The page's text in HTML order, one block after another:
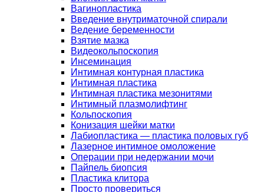
Вагинопластика
Введение внутриматочной спирали
Ведение беременности
Взятие мазка
Видеокольпоскопия
Инсеминация
Интимная контурная пластика
Интимная пластика
Интимная пластика мезонитями
Интимный плазмолифтинг
Кольпоскопия
Конизация шейки матки
Лабиопластика — пластика половых губ
Лазерное интимное омоложение
Операции при недержании мочи
Пайпель биопсия
Пластика клитора
Просто провериться